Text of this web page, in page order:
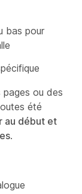
bas pour
pages ou des
été
au début et
.